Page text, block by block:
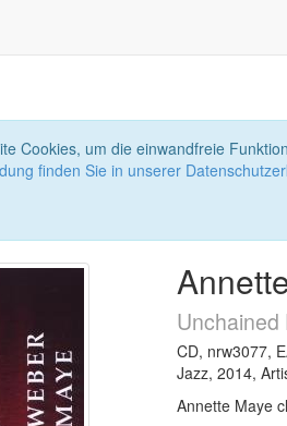
Cookies, um die einwandfreie
finden Sie in unserer
Unchained
CD, nrw3077,
Jazz, 2014,
Annette Maye